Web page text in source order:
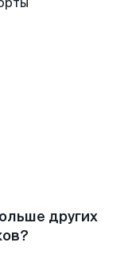
других